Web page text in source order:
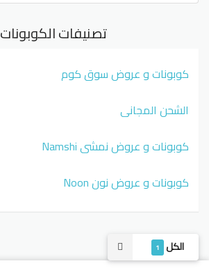
الكل 1
تصنيفات الكوبونات
كوبونات و عروض سوق كوم
الشحن المجاني
كوبونات و عروض نمشي Namshi
كوبونات و عروض نون Noon